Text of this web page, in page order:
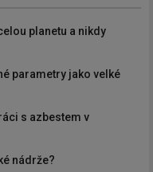
planetu a nikdy
parametry jako velké
s azbestem v
nádrže?